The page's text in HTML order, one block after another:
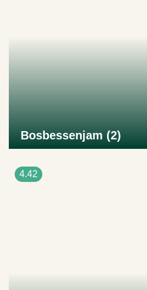
Bosbessenjam (2)
4.42